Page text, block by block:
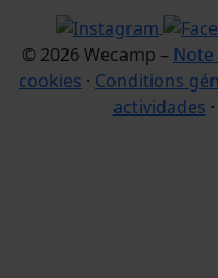
© 2026 Wecamp – Note
cookies · Conditions
actividades